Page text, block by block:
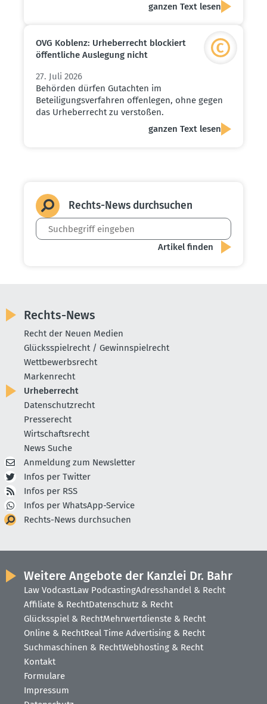
ganzen Text lesen
OVG Koblenz: Urheber­recht blockiert
öffent­liche Auslegung nicht
27. Juli 2026
Behörden dürfen Gutachten im
Beteiligungsverfahren offenlegen, ohne gegen
das Urheberrecht zu verstoßen.
ganzen Text lesen
Rechts-News durch­suchen
Rechts-News
Recht der Neuen Medien
Glücksspielrecht / Gewinnspielrecht
Wettbewerbsrecht
Markenrecht
Urheberrecht
Datenschutzrecht
Presserecht
Wirtschaftsrecht
News Suche
Anmeldung zum Newsletter
Infos per Twitter
Infos per RSS
Infos per WhatsApp-Service
Rechts-News durchsuchen
Weitere Angebote der Kanzlei Dr. Bahr
Law VodcastLaw PodcastingAdresshandel & Recht
Affiliate & RechtDatenschutz & Recht
Glücksspiel & RechtMehrwertdienste & Recht
Online & RechtReal Time Advertising & Recht
Suchmaschinen & RechtWebhosting & Recht
Kontakt
Formulare
Impressum